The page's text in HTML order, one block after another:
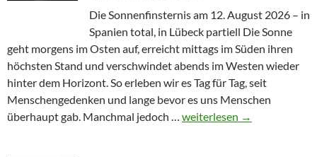
Die Sonnenfinsternis am 12. August 2026 – in
Spanien total, in Lübeck partiell Die Sonne
geht morgens im Osten auf, erreicht mittags im Süden ihren
höchsten Stand und verschwindet abends im Westen wieder
hinter dem Horizont. So erleben wir es Tag für Tag, seit
Menschengedenken und lange bevor es uns Menschen
überhaupt gab. Manchmal jedoch … Wenn die Sonne ihr Licht
weiterlesen →